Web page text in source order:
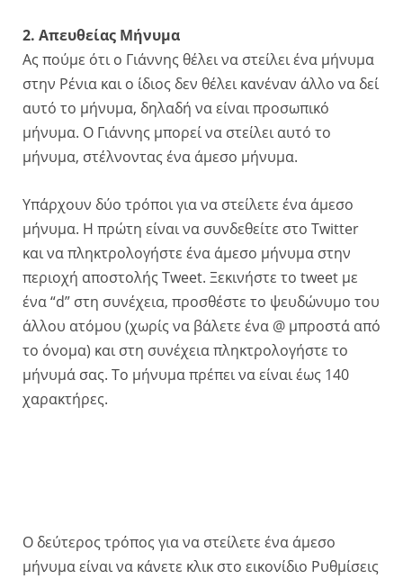
2. Απευθείας Μήνυμα
Ας πούμε ότι ο Γιάννης θέλει να στείλει ένα μήνυμα
στην Ρένια και ο ίδιος δεν θέλει κανέναν άλλο να δεί
αυτό το μήνυμα, δηλαδή να είναι προσωπικό
μήνυμα. Ο Γιάννης μπορεί να στείλει αυτό το
μήνυμα, στέλνοντας ένα άμεσο μήνυμα.
Υπάρχουν δύο τρόποι για να στείλετε ένα άμεσο
μήνυμα. Η πρώτη είναι να συνδεθείτε στο Twitter
και να πληκτρολογήστε ένα άμεσο μήνυμα στην
περιοχή αποστολής Tweet. Ξεκινήστε το tweet με
ένα “d” στη συνέχεια, προσθέστε το ψευδώνυμο του
άλλου ατόμου (χωρίς να βάλετε ένα @ μπροστά από
το όνομα) και στη συνέχεια πληκτρολογήστε το
μήνυμά σας. Το μήνυμα πρέπει να είναι έως 140
χαρακτήρες.
Ο δεύτερος τρόπος για να στείλετε ένα άμεσο
μήνυμα είναι να κάνετε κλικ στο εικονίδιο Ρυθμίσεις